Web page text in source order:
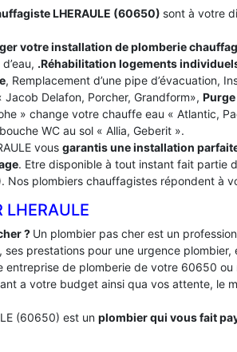
LHERAULE (60650) sont à votre
votre installation de plomberie
.Réhabilitation logements
, Remplacement d’une pipe d’évacuation,
Delafon, Porcher, Grandform»,
» change votre chauffe eau « Atlantic,
WC au sol « Allia, Geberit ».
vous garantis une installation
. Etre disponible à tout instant fait partie
Nos plombiers chauffagistes répondent à
LHERAULE
? Un plombier pas cher est un
, ses prestations pour une urgence plombier,
entreprise de plomberie de votre 60650
a votre budget ainsi qua vos attente, le
(60650) est un plombier qui vous fait